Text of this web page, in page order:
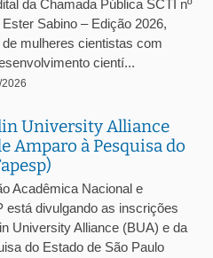
da Chamada Pública SCTI nº
Sabino – Edição 2026,
mulheres cientistas com
cientí...
University Alliance
Amparo à Pesquisa do
Acadêmica Nacional e
está divulgando as inscrições
University Alliance (BUA) e da
do Estado de São Paulo